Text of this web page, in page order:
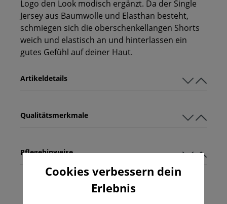
Logo den Look modisch ergänzt. Da der Single
Jersey aus Baumwolle und Elasthan besteht,
schmiegen sich die oberschenkellangen Shorts
weich und elastisch an und hinterlassen ein
gutes Gefühl auf deiner Haut.
Qualitätsmerkmale
Artikeldetails
Pflegehinweise
Cookies verbessern dein
Erlebnis